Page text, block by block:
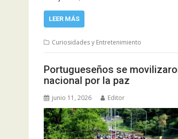
LEER MÁS
Curiosidades y Entretenimiento
Portugueseños se
nacional por la paz
junio 11, 2026 Editor